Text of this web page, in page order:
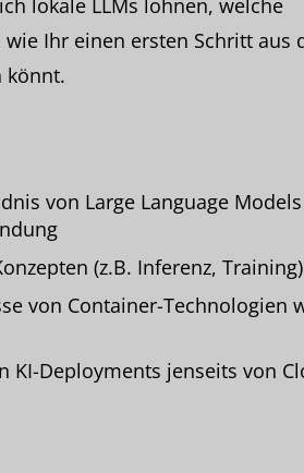
lokale LLMs lohnen, welche
Ihr einen ersten Schritt aus
könnt.
von Large Language Models
(z.B. Inferenz, Training)
von Container-Technologien
KI-Deployments jenseits von